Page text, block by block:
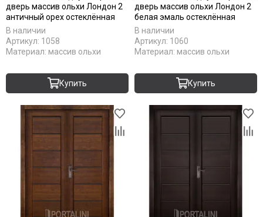
дверь массив ольхи Лондон 2
античный орех остеклённая
В наличии
Артикул: 1058
Материал: массив ольхи
Купить
дверь массив ольхи Лондон 2
белая эмаль остеклённая
В наличии
Артикул: 1060
Материал: массив ольхи
Купить